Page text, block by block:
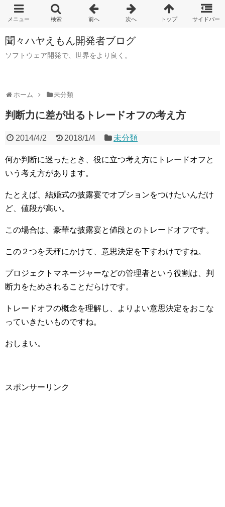
聞々ハヤえもん開発者ブログ
ソフトウェア開発で、世界をより良く。
ホーム 未分類
判断力に差が出るトレードオフの考え方
2014/4/2 2018/1/4 未分類
何か判断に迷ったとき、役に立つ考え方にトレードオフと
いう考え方があります。
たとえば、結婚式の披露宴でオプションをつけたいんだけ
ど、値段が高い。
この場合は、豪華な披露宴と値段とのトレードオフです。
この２つを天秤にかけて、意思決定を下すわけですね。
プロジェクトマネージャーなどの管理者という役割は、判
断力をためされることだらけです。
トレードオフの概念を理解し、よりよい意思決定をおこな
っていきたいものですね。
おしまい。
スポンサーリンク